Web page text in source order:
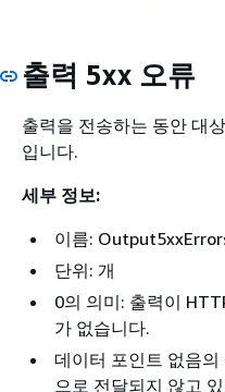
출력 5xx 오류
출력을 전송하는 동안 대
입니다.
세부 정보:
이름:
단위: 개
0의 의미: 출력이
가 없습니다.
데이터 포인트 없음
으로 전달되지 않고